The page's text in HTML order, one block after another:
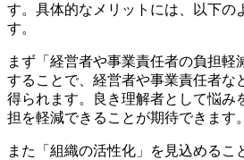
す。具体的なメリットには、以下の
す。
まず「経営者や事業責任者の負担軽
することで、経営者や事業責任者な
得られます。良き理解者として悩み
担を軽減できることが期待できます。
また「組織の活性化」を見込めるこ